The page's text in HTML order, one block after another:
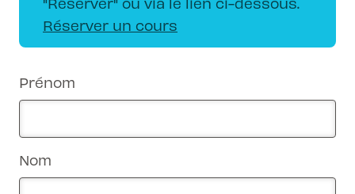
Réserver un cours
Prénom
Nom